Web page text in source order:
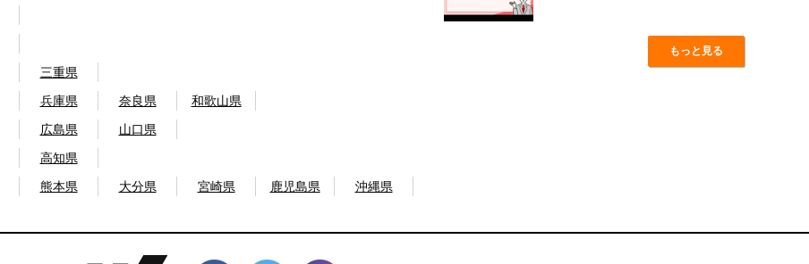
三重県
兵庫県 奈良県
和歌山県
広島県
山口県
高知県
熊本県 大分県 宮崎県 鹿児島県 沖縄県
もっと見る